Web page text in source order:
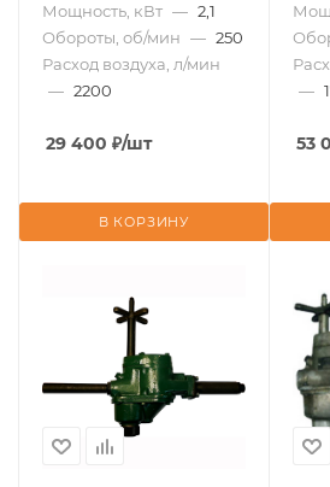
Мощность, кВт — 2,1
Обороты, об/мин — 250
Расход воздуха, л/мин
— 2200
29 400 ₽/шт
В КОРЗИНУ
—
53